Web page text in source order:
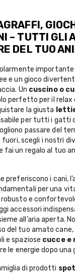
– TUTTI GLI
DEL TUO
importante
e un gioco
Un cuscino o
perfetto per il relax
la giusta
per tutti i gatti
passare del
fuori, scegli i nostri
fai un regalo al tuo
preferiscono i cani,
per una
e
accessori
all’aria aperta.
del tuo amato cane,
e spaziose cucce e
le energie dopo una
di prodotti